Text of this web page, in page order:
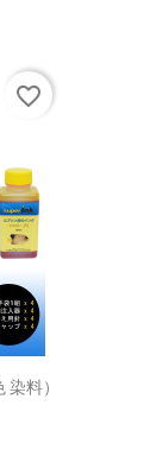
料）
favorite_border